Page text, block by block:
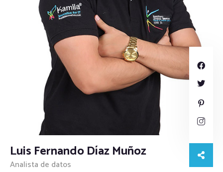
Luis Fernando Díaz Muñoz
Analista de datos